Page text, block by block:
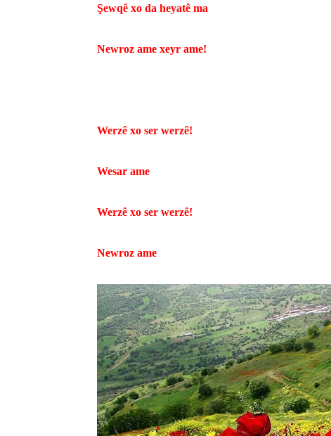
Şewqê xo da heyatê ma
Newroz ame xeyr ame!
Werzê xo ser werzê!
Wesar ame
Werzê xo ser werzê!
Newroz ame